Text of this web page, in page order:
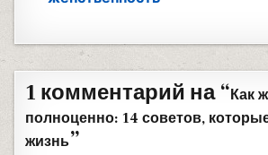
1 комментарий на “Как
полноценно: 14 советов,
жизнь”